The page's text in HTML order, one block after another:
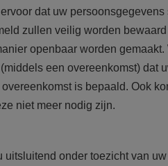
dat uw
zullen veilig worden
openbaar worden
een overeenkomst) dat
is bepaald. Ook
niet meer nodig zijn.
onder toezicht van